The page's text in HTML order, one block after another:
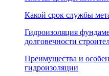
Какой срок службы
Гидроизоляция
долговечности
Преимущества и
гидроизоляции